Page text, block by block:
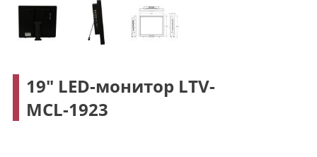
19" LED-монитор LTV-
MCL-1923